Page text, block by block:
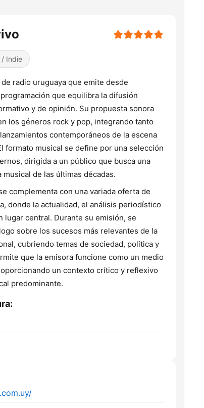
/ Indie
radio uruguaya que emite desde
que equilibra la difusión
y de opinión. Su propuesta sonora
los géneros rock y pop, integrando tanto
contemporáneos de la escena
formato musical se define por una selección
dirigida a un público que busca una
de las últimas décadas.
complementa con una variada oferta de
donde la actualidad, el análisis periodístico
lugar central. Durante su emisión, se
sobre los sucesos más relevantes de la
cubriendo temas de sociedad, política y
que la emisora funcione como un medio
un contexto crítico y reflexivo
predominante.